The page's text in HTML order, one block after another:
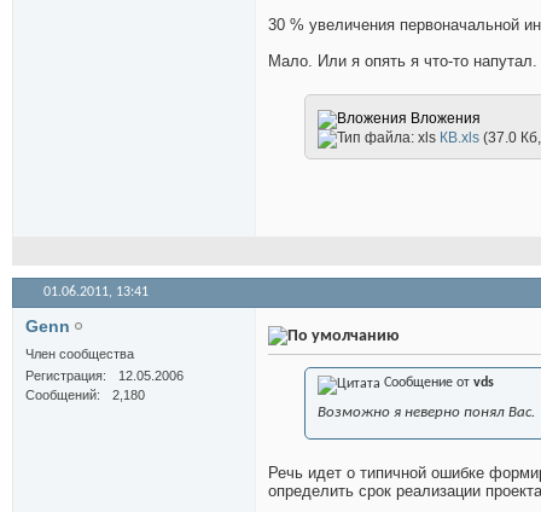
30 % увеличения первоначальной
Мало. Или я опять я что-то напутал.
Вложения
КВ.xls (37.0
01.06.2011, 13:41
Genn
Член сообщества
Регистрация
12.05.2006
Сообщений
2,180
Сообщение от vds
Возможно я неверно понял Вас.
Речь идет о типичной ошибке
определить срок реализации